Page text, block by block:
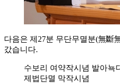
다음은 제27분 무단무멸분(無斷
갔습니다.
수보리 여약작시념 발아뇩
제법단멸 막작시념